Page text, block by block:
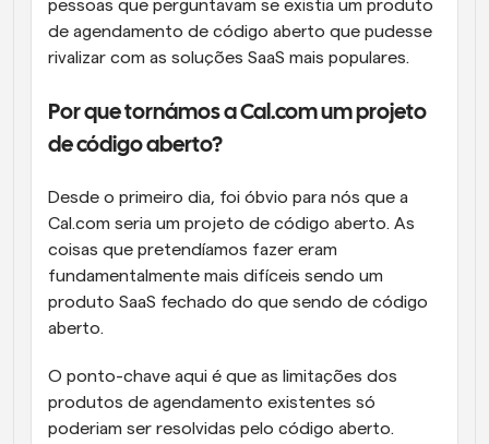
pessoas que perguntavam se existia um produto
de agendamento de código aberto que pudesse
rivalizar com as soluções SaaS mais populares.
Por que tornámos a Cal.com um projeto
de código aberto?
Desde o primeiro dia, foi óbvio para nós que a
Cal.com seria um projeto de código aberto. As
coisas que pretendíamos fazer eram
fundamentalmente mais difíceis sendo um
produto SaaS fechado do que sendo de código
aberto.
O ponto-chave aqui é que as limitações dos
produtos de agendamento existentes só
poderiam ser resolvidas pelo código aberto.